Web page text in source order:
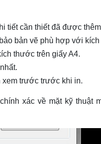
tiết cần thiết đã được
bản vẽ phù hợp với
thước trên giấy A4.
xem trước trước khi in.
xác về mặt kỹ thuật